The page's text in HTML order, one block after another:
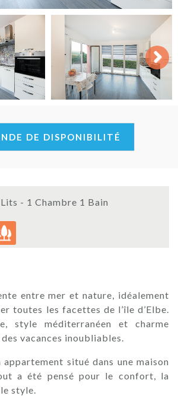
Next
DE DISPONIBILITÉ
- 1 Chambre 1 Bain
entre mer et nature, idéalement
toutes les facettes de l’île d’Elbe.
style méditerranéen et charme
vacances inoubliables.
situé dans une maison
a été pensé pour le confort, la
style.